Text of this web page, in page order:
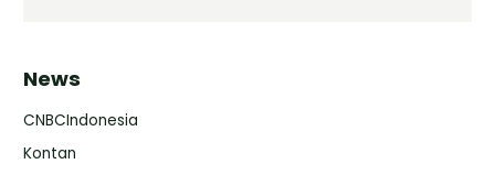
News
CNBCIndonesia
Kontan